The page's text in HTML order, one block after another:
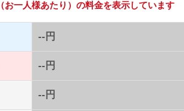
（お一人様あたり）の料金を表示しています
--円
--円
--円